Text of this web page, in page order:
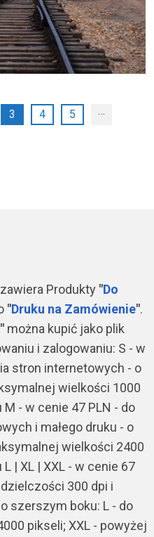
3 4 5 …
zawiera Produkty "Do
"Druku na Zamówienie".
można kupić jako plik
i zalogowaniu: S - w
stron internetowych - o
wielkości 1000
- w cenie 47 PLN - do
i małego druku - o
wielkości 2400
| XL | XXL - w cenie 67
300 dpi i
szerszym boku: L - do
pikseli; XXL - powyżej